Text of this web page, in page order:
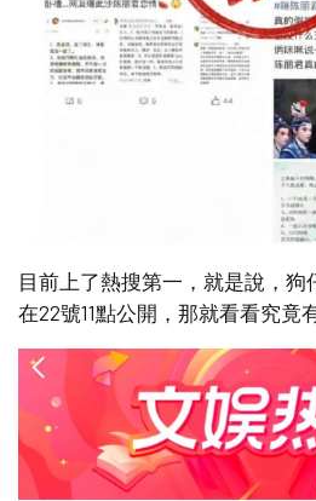
目前上了熱搜第一，就是說，
在22號11點公開，那就看看究竟